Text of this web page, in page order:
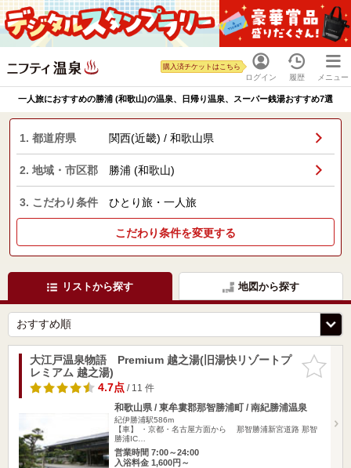
ログイン
購入済チケットはこちら
履歴 メニュー
一人旅におすすめの勝浦 (和歌山)の温泉、日帰り温泉、スーパー銭湯おすすめ7選
1. 都道府県 関西(近畿) / 和歌山県
2. 地域・市区郡 勝浦 (和歌山)
3. こだわり条件 ひとり旅・一人旅
こだわり条件を変更する
リストから探す 地図から探す
お気に入
りに追加
大江戸温泉物語 Premium 越之湯(旧湯快リゾートプ
レミアム 越之湯)
4.7点/ 11 件
和歌山県 / 東牟婁郡那智勝浦町 / 南紀勝浦温泉
紀伊勝浦駅586m
【車】 ・京都・名古屋方面から 那智勝浦新宮道路 那智
勝浦IC…
営業時間 7:00～24:00
入浴料金 1,600円～